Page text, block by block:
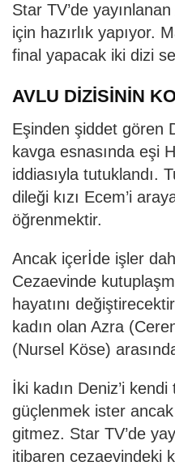
Star TV’de
için hazırlık yapıyor.
final yapacak iki dizi
AVLU DİZİSİNİN
Eşinden şiddet gören
kavga esnasında eşi
iddiasıyla tutuklandı.
dileği kızı Ecem’i
öğrenmektir.
Ancak içerİde işler
Cezaevinde
hayatını
kadın olan Azra
(Nursel Köse)
İki kadın Deniz’i
güçlenmek ister
gitmez. Star TV’de
itibaren cezaevindeki